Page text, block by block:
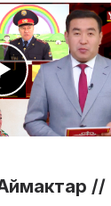
Аймактар //